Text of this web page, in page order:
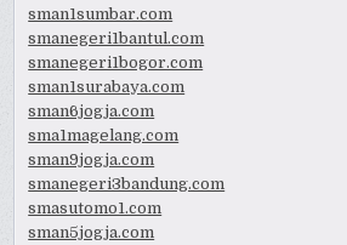
sman1sumbar.com
smanegeri1bantul.com
smanegeri1bogor.com
sman1surabaya.com
sman6jogja.com
sma1magelang.com
sman9jogja.com
smanegeri3bandung.com
smasutomo1.com
sman5jogja.com